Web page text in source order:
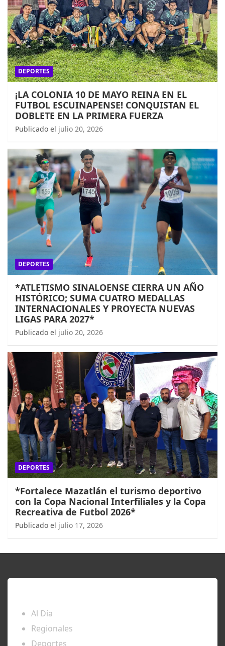
DEPORTES
¡LA COLONIA 10 DE MAYO REINA EN EL
FUTBOL ESCUINAPENSE! CONQUISTAN EL
DOBLETE EN LA PRIMERA FUERZA
Publicado el julio 20, 2026
DEPORTES
*ATLETISMO SINALOENSE CIERRA UN AÑO
HISTÓRICO; SUMA CUATRO MEDALLAS
INTERNACIONALES Y PROYECTA NUEVAS
LIGAS PARA 2027*
Publicado el julio 20, 2026
DEPORTES
*Fortalece Mazatlán el turismo deportivo
con la Copa Nacional Interfiliales y la Copa
Recreativa de Futbol 2026*
Publicado el julio 17, 2026
Al Día
Regionales
Deportes